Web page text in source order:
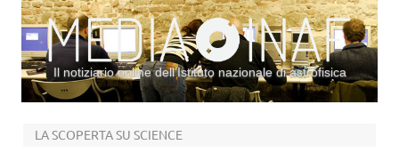
Il notiziario online dell’Istituto nazionale di astrofisica
LA SCOPERTA SU SCIENCE